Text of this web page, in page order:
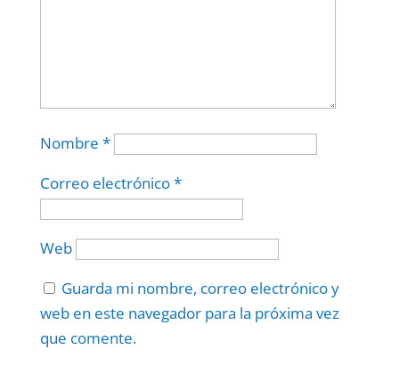
Nombre *
Correo electrónico*
Web
Guarda mi nombre, correo electrónico y
web en este navegador para la próxima vez
que comente.